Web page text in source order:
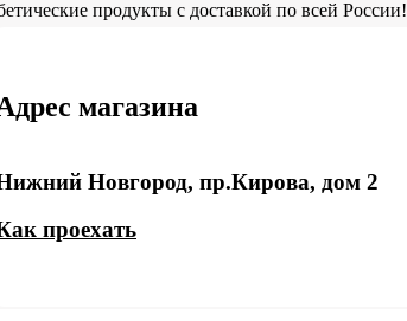
продукты с доставкой по всей России!
магазина
Новгород, пр.Кирова, дом 2
проехать